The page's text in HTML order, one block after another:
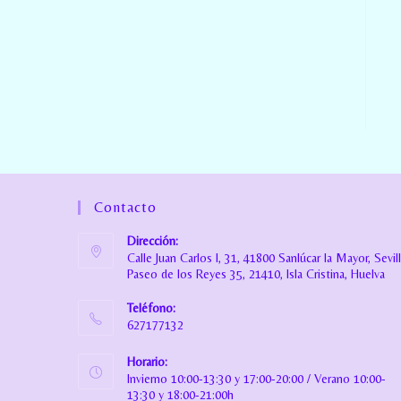
Contacto
Dirección:
Calle Juan Carlos I, 31, 41800 Sanlúcar la Mayor,
Paseo de los Reyes 35, 21410, Isla Cristina, Huelva
Teléfono:
627177132
Horario:
Invierno 10:00-13:30 y 17:00-20:00 / Verano 10:00-
13:30 y 18:00-21:00h